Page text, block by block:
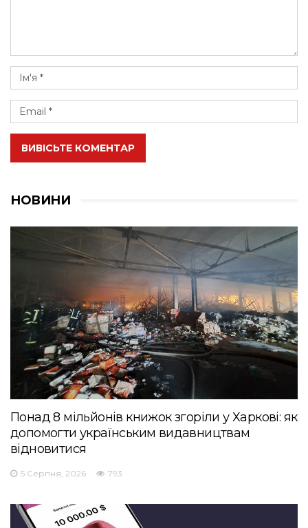
ВИВІСЬТЕ КОМЕНТАР
НОВИНИ
Понад 8 мільйонів книжок згоріли у Харкові: як
допомогти українським видавництвам
відновитися
5 Серпня, 2026 793